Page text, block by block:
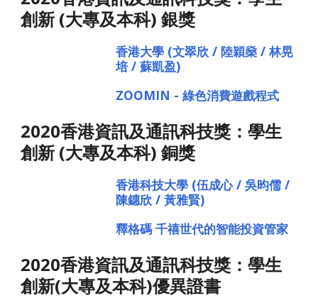
創新 (大專及本科) 銀獎
香港大學 (文翠欣 / 陸穎燊 / 林晃
培 / 蘇凱盈)
ZOOMIN - 綠色消費遊戲程式
2020香港資訊及通訊科技獎：學生
創新 (大專及本科) 銅獎
香港科技大學 (伍成心 / 吳昀儒 /
陳鏸欣 / 黃雅賢)
釋格碼 千禧世代的智能投資管家
2020香港資訊及通訊科技獎：學生
創新(大專及本科)優異證書